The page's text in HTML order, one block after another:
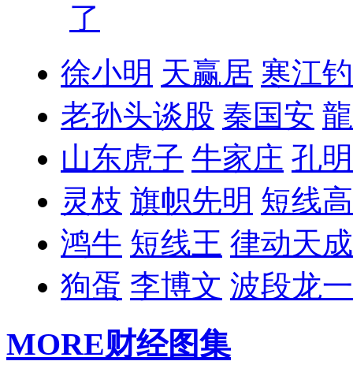
了
徐小明 天赢居 寒江
老孙头谈股 秦国安
山东虎子 牛家庄 孔
灵枝 旗帜先明 短线
鸿牛 短线王 律动天成
狗蛋 李博文 波段龙一
MORE财经图集